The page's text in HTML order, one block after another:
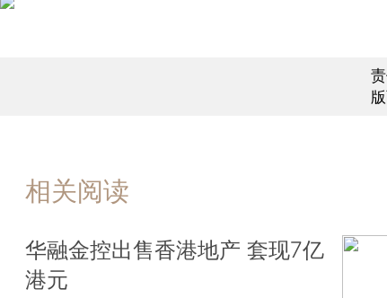
相关阅读
华融金控出售香港地产 套现7亿
港元